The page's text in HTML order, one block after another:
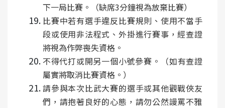
下一局比賽。（缺席3分鐘視為放棄比賽）
比賽中若有選手違反比賽規則、使用不當手
段或使用非法程式、外掛進行賽事，經查證
將視為作弊喪失資格。
不得代打或開另一個小號參賽。
（如有查證
屬實將取消比賽資格。）
請參與本次比武大賽的選手或其他觀戰俠友
們，請抱著良好的心態，請勿公然謾罵不雅